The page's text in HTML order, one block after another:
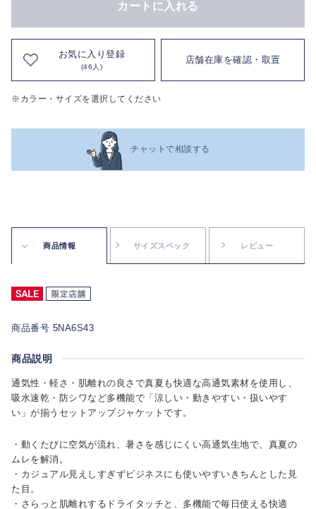
カートに入れる
お気に入り登録
(46人)
店舗在庫を確認・取置
※カラー・サイズを選択してください
チャットで相談する
商品情報 サイズスペック レビュー
商品番号 5NA6S43
商品説明
通気性・軽さ・肌離れの良さで真夏も快適な高通気素材を使用し、
吸水速乾・防シワなど多機能で「涼しい・動きやすい・扱いやす
い」が揃うセットアップジャケットです。
・動くたびに空気が流れ、暑さを感じにくい高通気生地で、真夏の
ムレを解消。
・カジュアル見えしすぎずビジネスにも使いやすいきちんとした見
た目。
・さらっと肌離れするドライタッチと、多機能で毎日使える快適